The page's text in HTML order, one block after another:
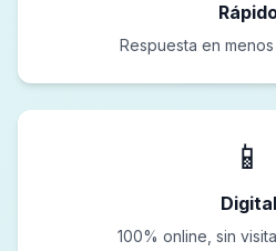
Respuesta en
📱
Digital
100% online, sin